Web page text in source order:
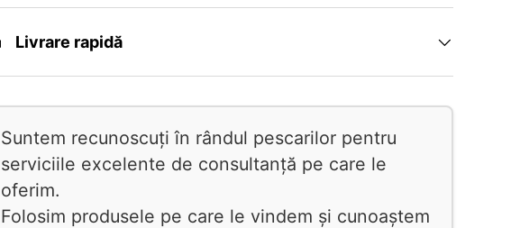
Livrare rapidă
Suntem recunoscuți în rândul pescarilor pentru
serviciile excelente de consultanță pe care le
oferim.
Folosim produsele pe care le vindem și cunoaștem